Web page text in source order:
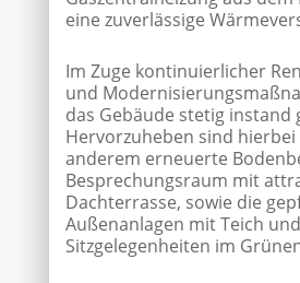
eine zuverlässige
Im Zuge kontinuierlicher
und
das Gebäude stetig instand
Hervorzuheben sind
anderem erneuerte
Besprechungsraum mit
Dachterrasse, sowie die
Außenanlagen mit Teich und
Sitzgelegenheiten im